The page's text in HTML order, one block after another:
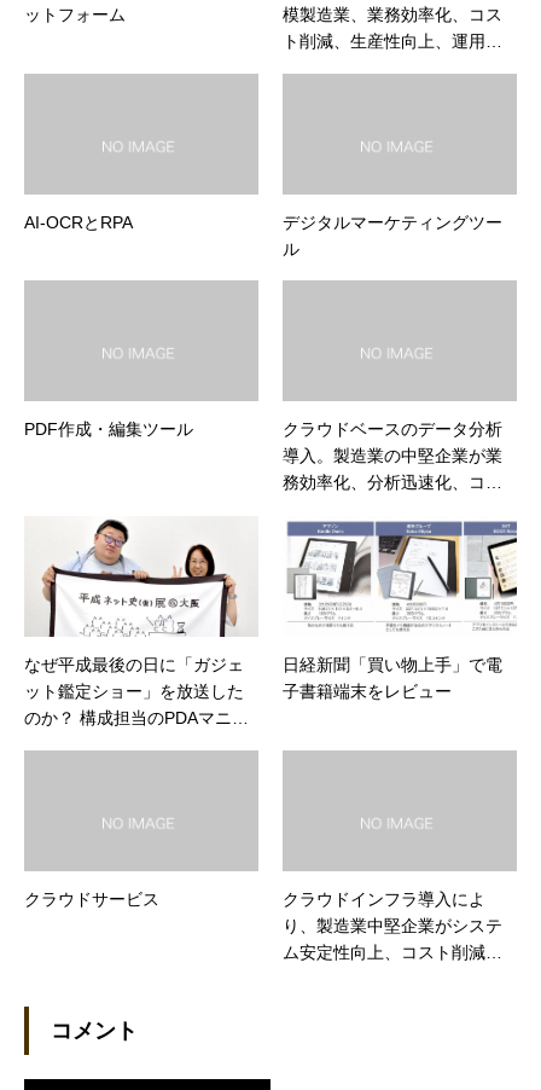
ットフォーム
模製造業、業務効率化、コス
ト削減、生産性向上、運用コ
AI-OCRとRPA
デジタルマーケティングツー
ル
PDF作成・編集ツール
クラウドベースのデータ分析
導入。製造業の中堅企業が業
務効率化、分析迅速化、コス
中小企業にも参考に。
なぜ平成最後の日に「ガジェ
ット鑑定ショー」を放送した
のか？ 構成担当のPDAマニア
日経新聞「買い物上手」で電
子書籍端末をレビュー
クラウドサービス
クラウドインフラ導入によ
り、製造業中堅企業がシステ
ム安定性向上、コスト削減、
コメント